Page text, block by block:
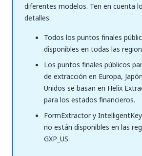
diferentes modelos. Ten en cuenta
detalles:
Todos los puntos finales
disponibles en todas las
Los puntos finales públicos
de extracción en Europa,
Unidos se basan en Helix
para los estados financieros.
FormExtractor y
no están disponibles en las
GXP_US.